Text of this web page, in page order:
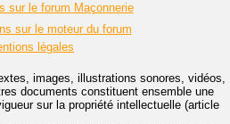
sur le forum Maçonnerie
sur le moteur du forum
légales
images, illustrations sonores, vidéos,
documents constituent ensemble une
sur la propriété intellectuelle (article